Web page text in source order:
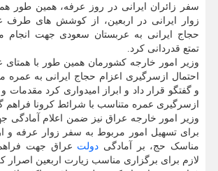
سفر زائران ایرانی در روز عرفه، همین طور
زوار ایرانی در اربعین، از کوشش های طرف
حجاج ایرانی به عربستان سعودی جهت
تمتع قدردانی کرد.
وزیر امور خارجه کشورمان همین طور با
احتمال ازسرگیری اعزام حجاج ایرانی به عمره
و گفتگو قرار داد و ابراز امیدواری کرد مقدمات
ازسرگیری عمره متناسب با شرائط کرونا فراهم
وزیر امور خارجه عراق نیز ضمن اعلام آمادگی
برای تسهیل امور مربوط به سفر زوار عرفه و
مناسک حج، بر آمادگی دولت عراق جهت
لازم برای برگزاری مناسب زیارت اربعین اصرار